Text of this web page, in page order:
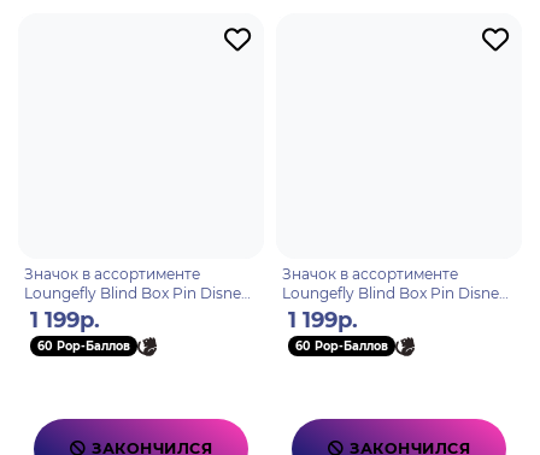
Значок в ассортименте
Loungefly Blind Box Pin Disney
Stitch and Angel WDPN2854
1 199р.
60 Pop-Баллов
ЗАКОНЧИЛСЯ
Значок в ассортименте
Loungefly Blind Box Pin Disney
Stitch Funny Faces WDPN3244
1 199р.
60 Pop-Баллов
ЗАКОНЧИЛСЯ